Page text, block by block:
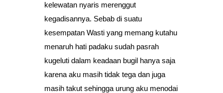
kelewatan nyaris merenggut
kegadisannya. Sebab di suatu
kesempatan Wasti yang memang kutahu
menaruh hati padaku sudah pasrah
kugeluti dalam keadaan bugil hanya saja
karena aku masih tidak tega dan juga
masih takut sehingga urung aku menodai